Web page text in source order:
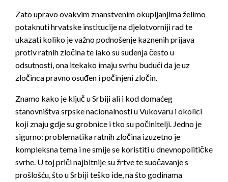
Zato upravo ovakvim znanstvenim okupljanjima želimo
potaknuti hrvatske institucije na djelotvorniji rad te
ukazati koliko je važno podnošenje kaznenih prijava
protiv ratnih zločina te iako su suđenja često u
odsutnosti, ona itekako imaju svrhu budući da je uz
zločinca pravno osuđen i počinjeni zločin.
Znamo kako je ključ u Srbiji ali i kod domaćeg
stanovništva srpske nacionalnosti u Vukovaru i okolici
koji znaju gdje su grobnice i tko su počinitelji. Jedno je
sigurno: problematika ratnih zločina izuzetno je
kompleksna tema i ne smije se koristiti u dnevnopolitičke
svrhe. U toj priči najbitnije su žrtve te suočavanje s
prošlošću, što u Srbiji teško ide, na što godinama